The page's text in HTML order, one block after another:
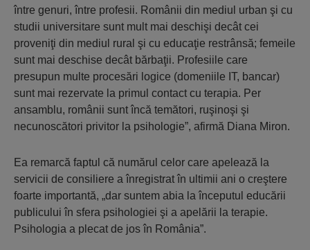
între genuri, între profesii. Românii din mediul urban şi cu
studii universitare sunt mult mai deschişi decât cei
proveniţi din mediul rural şi cu educaţie restrânsă; femeile
sunt mai deschise decât bărbaţii. Profesiile care
presupun multe procesări logice (domeniile IT, bancar)
sunt mai rezervate la primul contact cu terapia. Per
ansamblu, românii sunt încă temători, ruşinoşi şi
necunoscători privitor la psihologie”, afirmă Diana Miron.
Ea remarcă faptul că numărul celor care apelează la
servicii de consiliere a înregistrat în ultimii ani o creştere
foarte importantă, „dar suntem abia la începutul educării
publicului în sfera psihologiei şi a apelării la terapie.
Psihologia a plecat de jos în România”.